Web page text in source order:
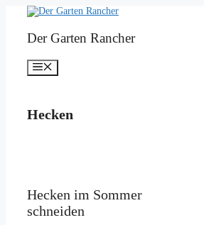
springenDer Garten Rancher
Hecken
Hecken im Sommer
schneiden